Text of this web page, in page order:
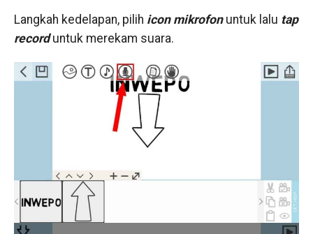
Langkah kedelapan, pilih icon mikrofonuntuk lalu tap
recorduntuk merekam suara.